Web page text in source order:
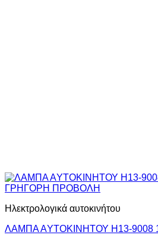
ΓΡΗΓΟΡΗ ΠΡΟΒΟΛΗ
Ηλεκτρολογικά αυτοκινήτου
ΛΑΜΠΑ ΑYΤΟΚΙΝΗΤΟΥ Η13-9008